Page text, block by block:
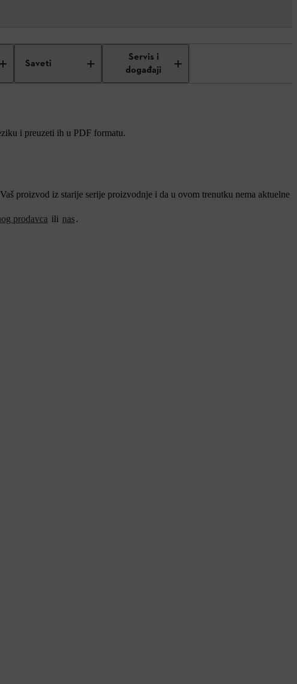
Saveti
Servis i
događaji
i preuzeti ih u PDF formatu.
proizvod iz starije serije proizvodnje i da u ovom trenutku nema aktuelne
prodavca ili nas.